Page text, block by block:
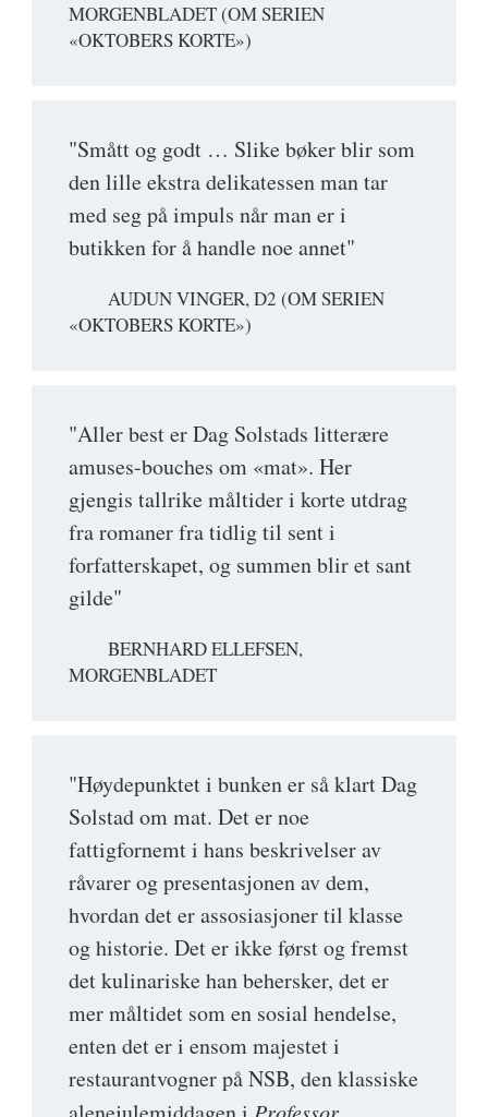
MORGENBLADET (OM SERIEN
«OKTOBERS KORTE»)
"Smått og godt … Slike bøker blir som
den lille ekstra delikatessen man tar
med seg på impuls når man er i
butikken for å handle noe annet"
AUDUN VINGER, D2 (OM SERIEN
«OKTOBERS KORTE»)
"Aller best er Dag Solstads litterære
amuses-bouches om «mat». Her
gjengis tallrike måltider i korte utdrag
fra romaner fra tidlig til sent i
forfatterskapet, og summen blir et sant
gilde"
BERNHARD ELLEFSEN,
MORGENBLADET
"Høydepunktet i bunken er så klart Dag
Solstad om mat. Det er noe
fattigfornemt i hans beskrivelser av
råvarer og presentasjonen av dem,
hvordan det er assosiasjoner til klasse
og historie. Det er ikke først og fremst
det kulinariske han behersker, det er
mer måltidet som en sosial hendelse,
enten det er i ensom majestet i
restaurantvogner på NSB, den klassiske